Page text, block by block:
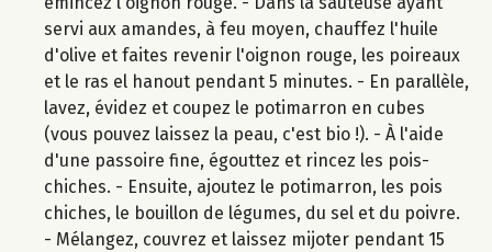
servi aux amandes, à feu moyen, chauffez l'huile
d'olive et faites revenir l'oignon rouge, les poireaux
et le ras el hanout pendant 5 minutes. - En parallèle,
lavez, évidez et coupez le potimarron en cubes
(vous pouvez laissez la peau, c'est bio !). - À l'aide
d'une passoire fine, égouttez et rincez les pois-
chiches. - Ensuite, ajoutez le potimarron, les pois
chiches, le bouillon de légumes, du sel et du poivre.
- Mélangez, couvrez et laissez mijoter pendant 15